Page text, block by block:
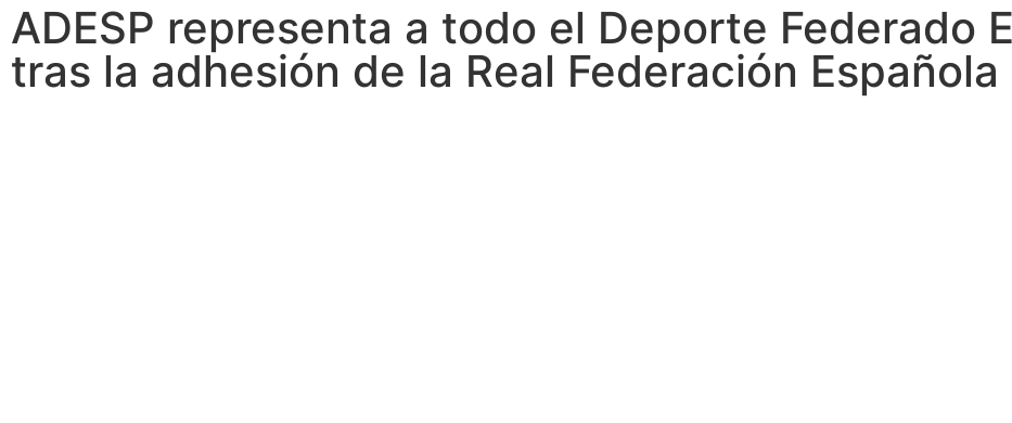
ADESP representa a todo el Deporte Federado
tras la adhesión de la Real Federación